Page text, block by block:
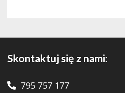
Skontaktuj się z nami:
795 757 177